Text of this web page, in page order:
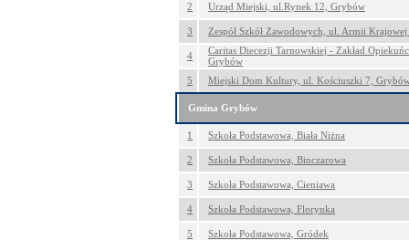
2 Urząd Miejski, ul.Rynek 12, Grybów
3 Zespół Szkół Zawodowych, ul. Armii
4
Caritas Diecezji Tarnowskiej - Zakład
Grybów
5
Miejski Dom Kultury, ul. Kościuszki 7,
Gmina Grybów
1 Szkoła Podstawowa, Biała Niżna
2 Szkoła Podstawowa, Binczarowa
3 Szkoła Podstawowa, Cieniawa
4 Szkoła Podstawowa, Florynka
5 Szkoła Podstawowa, Gródek